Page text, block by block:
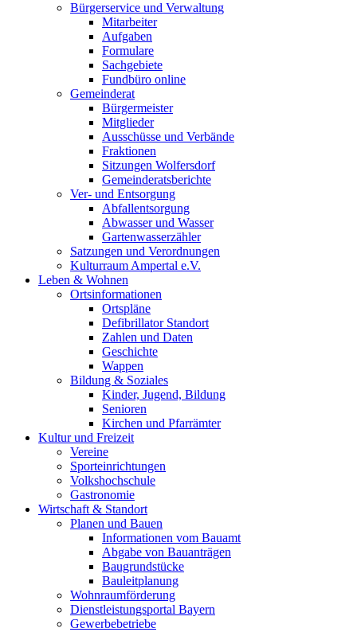
Bürgerservice und Verwaltung
Mitarbeiter
Aufgaben
Formulare
Sachgebiete
Fundbüro online
Gemeinderat
Bürgermeister
Mitglieder
Ausschüsse und Verbände
Fraktionen
Sitzungen Wolfersdorf
Gemeinderatsberichte
Ver- und Entsorgung
Abfallentsorgung
Abwasser und Wasser
Gartenwasserzähler
Satzungen und Verordnungen
Kulturraum Ampertal e.V.
Leben & Wohnen
Ortsinformationen
Ortspläne
Defibrillator Standort
Zahlen und Daten
Geschichte
Wappen
Bildung & Soziales
Kinder, Jugend, Bildung
Senioren
Kirchen und Pfarrämter
Kultur und Freizeit
Vereine
Sporteinrichtungen
Volkshochschule
Gastronomie
Wirtschaft & Standort
Planen und Bauen
Informationen vom Bauamt
Abgabe von Bauanträgen
Baugrundstücke
Bauleitplanung
Wohnraumförderung
Dienstleistungsportal Bayern
Gewerbebetriebe